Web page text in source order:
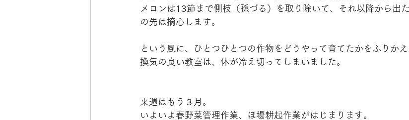
メロンは13節まで側枝（孫づる）を取り除いて、それ以降から出
の先は摘心します。
という風に、ひとつひとつの作物をどうやって育てたかをふりかえ
換気の良い教室は、体が冷え切ってしまいました。
来週はもう３月。
いよいよ春野菜管理作業、ほ場耕起作業がはじまります。